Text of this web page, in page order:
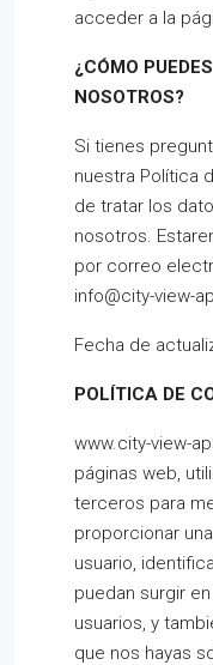
acceder a la
¿CÓMO
NOSOTROS?
Si tienes
nuestra Política
de tratar los
nosotros.
por correo
info@city-view-
Fecha de
POLÍTICA DE
www.city-view-
páginas web,
terceros para
proporcionar
usuario,
puedan surgir
usuarios, y
que nos hayas